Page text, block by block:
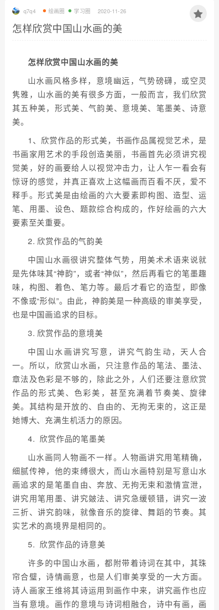
q7q4 绘画圈 学习圈 2020-11-26
怎样欣赏中国山水画的美
怎样欣赏中国山水画的美
山水画风格多样，意境幽远，气势磅礴，或空灵
隽雅，山水画的美有很多方面，一般而言，我们欣赏
其五种美，形式美、气韵美、意境美、笔墨美、诗意
美。
1、欣赏作品的形式美，书画作品属视觉艺术，是
书画家用艺术的手段创造美丽，书画首先必须讲究视
觉美，好的画要给人以视觉冲击力，让人乍一看会有
惊讶的感觉，并真正喜欢上这幅画而百看不厌，爱不
释手。形式美是由绘画的六大要素即构图、造型、运
笔、用墨、设色、题款综合构成的，作好绘画的六大
要素至关重要。
2. 欣赏作品的气韵美
中国山水画很讲究整体气势，用美术术语来说就
是先体味其“神韵”，或者“神似”，然后再看它的笔墨趣
味，构图、着色、笔力等。最后才看它的造型，即像
不像或“形似”。由此，神韵美是一种高级的审美享受，
也是中国画追求的目标。
3. 欣赏作品的意境美
中国山水画讲究写意，讲究气韵生动，天人合
一。所以，欣赏山水画，只注意作品的笔法、墨法、
章法及色彩是不够的，除此之外，人们还要注意欣赏
作品的形式美、色彩美，甚至充满着节奏美、旋律
美。其结构是开放的、自由的、无拘无束的，这正是
她博大、充满生机活力的原因。
4. 欣赏作品的笔墨美
山水画同人物画不一样。人物画讲究用笔精确，
细腻传神，他的束缚很大，而山水画特别是写意山水
画追求的是笔墨自由、奔放、无拘无束和激情宣泄，
讲究用笔用墨、讲究皴法、讲究急缓顿错，讲究一波
三折、讲究韵味，就像音乐的旋律、舞蹈的节奏。其
实艺术的高境界是相同的。
5. 欣赏作品的诗意美
许多的中国山水画，都附带着诗词在其中，其珠
帘合璧，诗情画意，也是人们审美享受的一大方面。
诗人画家王维将其诗运用到画作中来，讲究画作也应
当有意境。画作的意境与诗词相融合，诗中有画，画